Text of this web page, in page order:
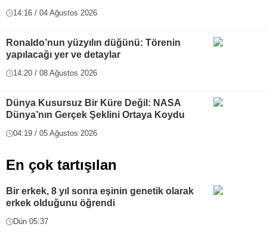
14:16 / 04 Ağustos 2026
Ronaldo’nun yüzyılın düğünü: Törenin
yapılacağı yer ve detaylar
14:20 / 08 Ağustos 2026
Dünya Kusursuz Bir Küre Değil: NASA
Dünya’nın Gerçek Şeklini Ortaya Koydu
04:19 / 05 Ağustos 2026
En çok tartışılan
Bir erkek, 8 yıl sonra eşinin genetik olarak
erkek olduğunu öğrendi
Dün 05:37